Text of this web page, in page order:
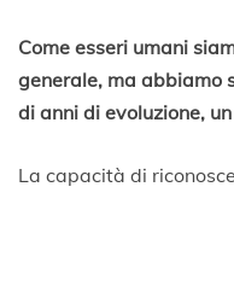
M
r
z
0
Come esseri umani
generale, ma abbiamo
di anni di evoluzione,
La capacità di